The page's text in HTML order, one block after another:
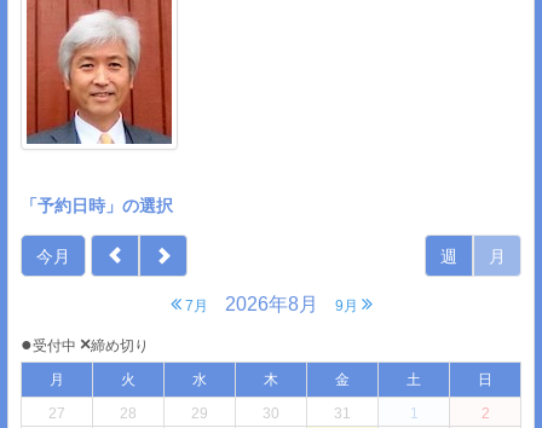
「予約日時」の選択
今月
7月 2026年8月 9月
週 月
●受付中 ×締め切り
月
火 水 木 金 土
日
27
28 29 30 31 1 2